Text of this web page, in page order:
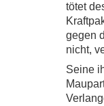
tötet
gegen
nicht,
Seine